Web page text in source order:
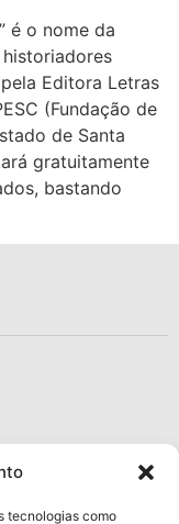
tecnologias como
é o nome da
Editora Letras
(Fundação de
de Santa
gratuitamente
bastando